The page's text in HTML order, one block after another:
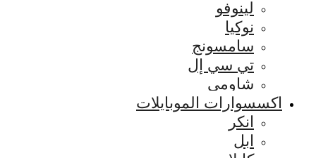
لينوفو
نوكيا
سامسونج
تي سي إل
شاومي
اكسسوارات الموبايلات
انكر
ابل